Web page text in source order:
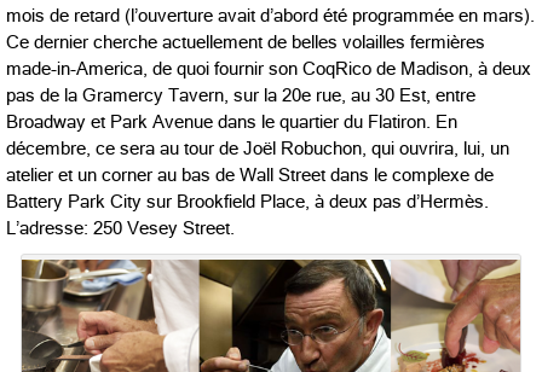
mois de retard (l’ouverture avait d’abord été programmée en mars).
Ce dernier cherche actuellement de belles volailles fermières
made-in-America, de quoi fournir son CoqRico de Madison, à deux
pas de la Gramercy Tavern, sur la 20e rue, au 30 Est, entre
Broadway et Park Avenue dans le quartier du Flatiron. En
décembre, ce sera au tour de Joël Robuchon, qui ouvrira, lui, un
atelier et un corner au bas de Wall Street dans le complexe de
Battery Park City sur Brookfield Place, à deux pas d’Hermès.
L’adresse: 250 Vesey Street.